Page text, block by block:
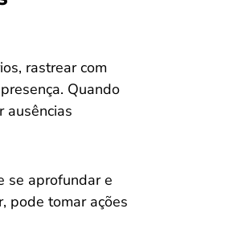
rastrear com
Quando
ausências
se aprofundar e
pode tomar ações